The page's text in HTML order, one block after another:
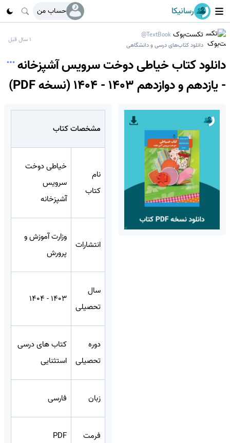
رسانیکا حساب من
تکست‌بوک @TextBook
دانلود کتاب‌های درسی و دانشگاهی
1 سال قبل
دانلود کتاب خیاطی دوخت سرویس آشپزخانه
- یازدهم و دوازدهم 1403 - 1404 (نسخه PDF)
مشخصات کتاب
نام
کتاب
خیاطی دوخت
سرویس
آشپزخانه
انتشارات
وزارت آموزش و
پرورش
سال
تحصیلی
1403 - 1404
دوره
تحصیلی
کتاب های درسی
استثنایی
زبان فارسی
فرمت PDF